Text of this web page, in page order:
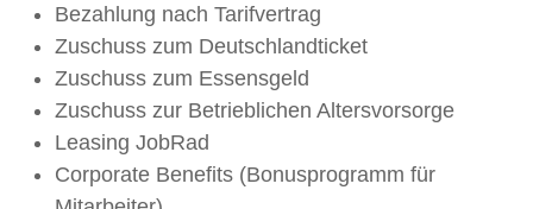
Bezahlung nach Tarifvertrag
Zuschuss zum Deutschlandticket
Zuschuss zum Essensgeld
Zuschuss zur Betrieblichen Altersvorsorge
Leasing JobRad
Corporate Benefits (Bonusprogramm für